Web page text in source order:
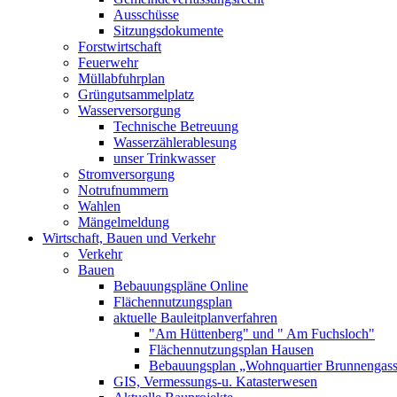
Ausschüsse
Sitzungsdokumente
Forstwirtschaft
Feuerwehr
Müllabfuhrplan
Grüngutsammelplatz
Wasserversorgung
Technische Betreuung
Wasserzählerablesung
unser Trinkwasser
Stromversorgung
Notrufnummern
Wahlen
Mängelmeldung
Wirtschaft, Bauen und Verkehr
Verkehr
Bauen
Bebauungspläne Online
Flächennutzungsplan
aktuelle Bauleitplanverfahren
"Am Hüttenberg" und " Am Fuchsloch"
Flächennutzungsplan Hausen
Bebauungsplan „Wohnquartier
GIS, Vermessungs-u. Katasterwesen